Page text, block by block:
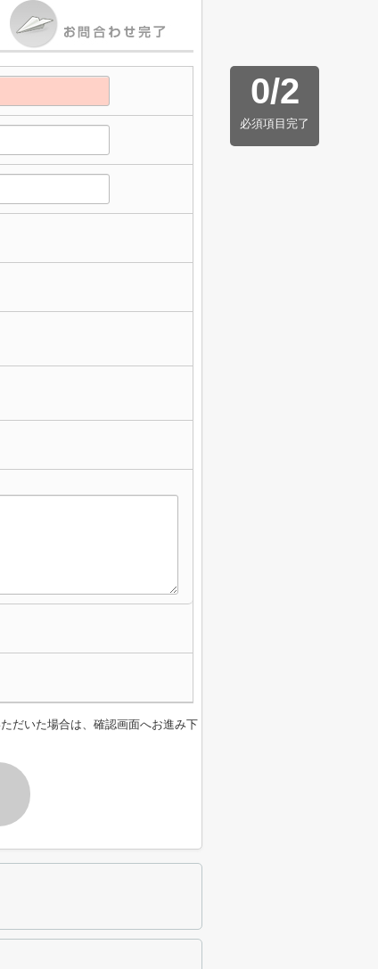
0/2
必須項目完了
だいた場合は、確認画面へお進み下